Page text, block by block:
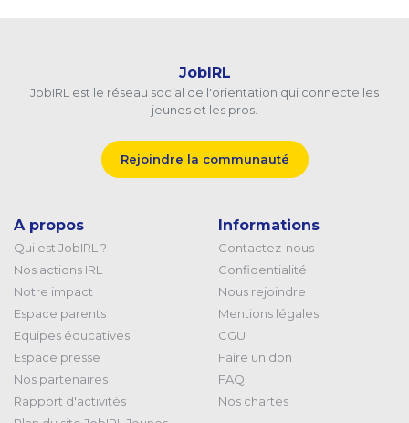
JobIRL
JobIRL est le réseau social de l'orientation qui connecte les
jeunes et les pros.
Rejoindre la communauté
A propos
Qui est JobIRL ?
Nos actions IRL
Notre impact
Espace parents
Equipes éducatives
Espace presse
Nos partenaires
Rapport d'activités
Informations
Contactez-nous
Confidentialité
Nous rejoindre
Mentions légales
CGU
Faire un don
FAQ
Nos chartes